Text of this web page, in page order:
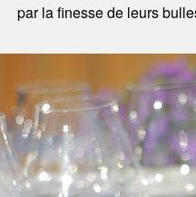
par la finesse de leurs